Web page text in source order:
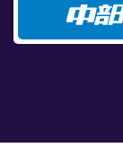
選手ランキング